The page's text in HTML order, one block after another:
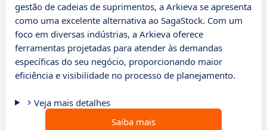
gestão de cadeias de suprimentos, a Arkieva se apresenta
como uma excelente alternativa ao SagaStock. Com um
foco em diversas indústrias, a Arkieva oferece
ferramentas projetadas para atender às demandas
específicas do seu negócio, proporcionando maior
eficiência e visibilidade no processo de planejamento.
Veja mais detalhes
Saiba mais